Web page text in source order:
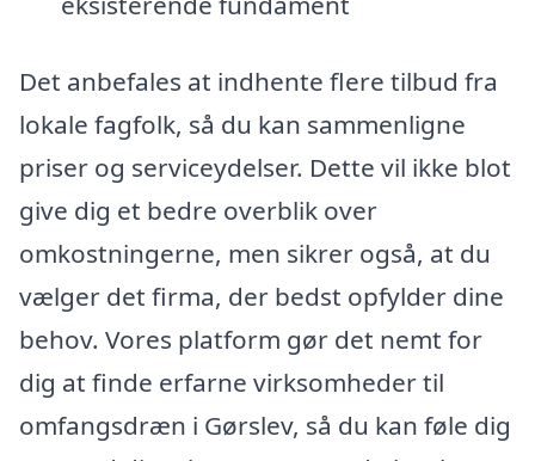
Det anbefales at indhente flere tilbud fra
lokale fagfolk, så du kan sammenligne
priser og serviceydelser. Dette vil ikke blot
give dig et bedre overblik over
omkostningerne, men sikrer også, at du
vælger det firma, der bedst opfylder dine
behov. Vores platform gør det nemt for
dig at finde erfarne virksomheder til
omfangsdræn i Gørslev, så du kan føle dig